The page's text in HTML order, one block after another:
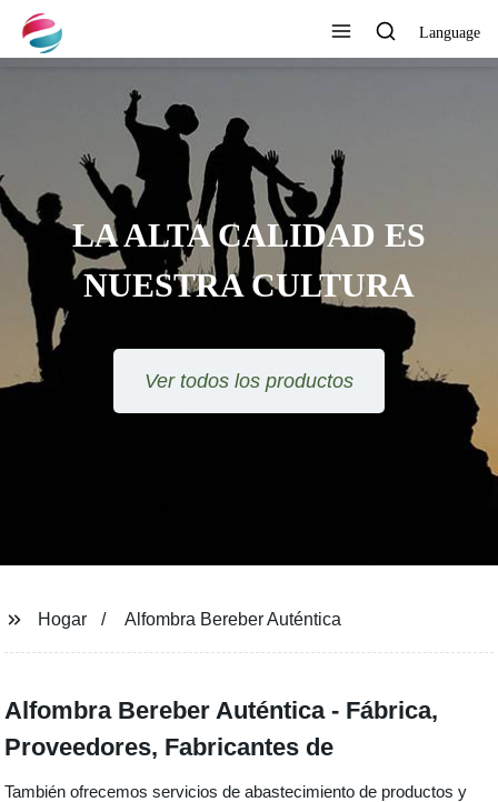
Language
LA ALTA CALIDAD ES
NUESTRA CULTURA
Ver todos los productos
Hogar Alfombra Bereber Auténtica
Alfombra Bereber Auténtica - Fábrica,
Proveedores, Fabricantes de
También ofrecemos servicios de abastecimiento de productos y